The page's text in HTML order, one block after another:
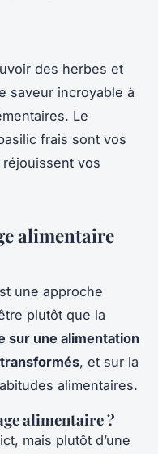
des herbes et
saveur incroyable à
Le
frais sont vos
vos
alimentaire
une approche
plutôt que la
sur une alimentation
, et sur la
alimentaires.
alimentaire ?
mais plutôt d’une